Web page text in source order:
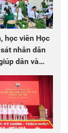
học viên Học
nhân dân
dân và